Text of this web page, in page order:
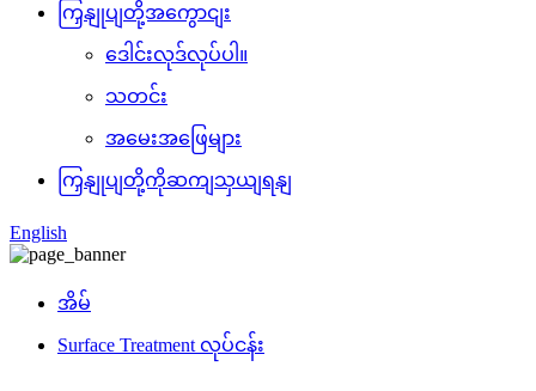
ကြှနျုပျတို့အကွောငျး
ဒေါင်းလုဒ်လုပ်ပါ။
သတင်း
အမေးအဖြေများ
ကြှနျုပျတို့ကိုဆကျသှယျရနျ
English
အိမ်
Surface Treatment လုပ်ငန်း